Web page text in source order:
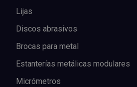
Lijas
Discos abrasivos
Brocas para metal
Estanterías metálicas modulares
Micrómetros